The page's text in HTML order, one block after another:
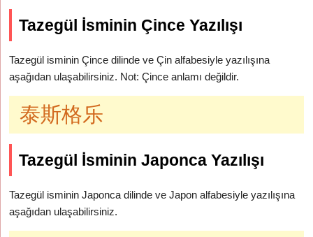
Tazegül İsminin Çince Yazılışı
Tazegül isminin Çince dilinde ve Çin alfabesiyle yazılışına
aşağıdan ulaşabilirsiniz. Not: Çince anlamı değildir.
泰斯格乐
Tazegül İsminin Japonca Yazılışı
Tazegül isminin Japonca dilinde ve Japon alfabesiyle yazılışına
aşağıdan ulaşabilirsiniz.